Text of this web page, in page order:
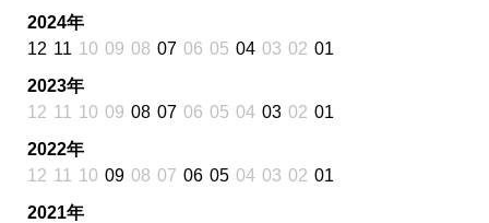
2024年
12 11 10 09 08 07 06 05 04 03 02 01
2023年
12 11 10 09 08 07 06 05 04 03 02 01
2022年
12 11 10 09 08 07 06 05 04 03 02 01
2021年